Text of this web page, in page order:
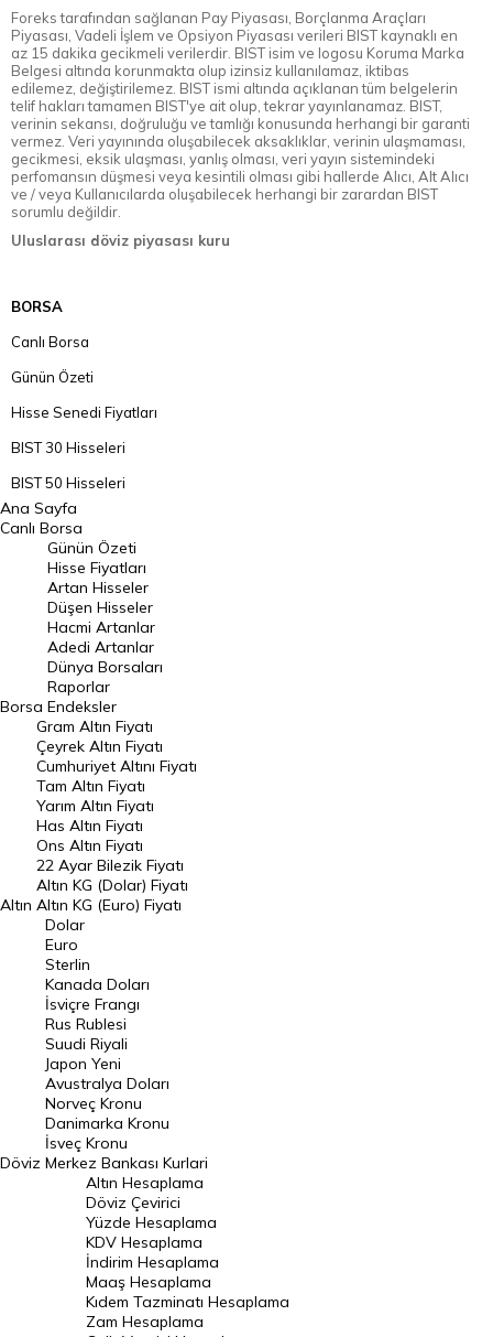
Foreks tarafından sağlanan Pay Piyasası, Borçlanma Araçları
Piyasası, Vadeli İşlem ve Opsiyon Piyasası verileri BIST kaynaklı en
az 15 dakika gecikmeli verilerdir. BIST isim ve logosu Koruma Marka
Belgesi altında korunmakta olup izinsiz kullanılamaz, iktibas
edilemez, değiştirilemez. BIST ismi altında açıklanan tüm belgelerin
telif hakları tamamen BIST'ye ait olup, tekrar yayınlanamaz. BIST,
verinin sekansı, doğruluğu ve tamlığı konusunda herhangi bir garanti
vermez. Veri yayınında oluşabilecek aksaklıklar, verinin ulaşmaması,
gecikmesi, eksik ulaşması, yanlış olması, veri yayın sistemindeki
perfomansın düşmesi veya kesintili olması gibi hallerde Alıcı, Alt Alıcı
ve / veya Kullanıcılarda oluşabilecek herhangi bir zarardan BIST
sorumlu değildir.
Uluslarası döviz piyasası kuru
BORSA
Canlı Borsa
Günün Özeti
Hisse Senedi Fiyatları
BIST 30 Hisseleri
BIST 50 Hisseleri
BIST 100 Hisseleri
En Çok Artan Hisseler
En Çok Düşen Hisseler
Hacmi Artanlar
Geçmiş Kapanışlar
Dünya Borsaları
Raporlar
Endeksler
DÖVİZ
Döviz Kuru
Dolar Kuru
Euro Kuru
Pound Kuru
Frank Kuru
Riyal Kuru
Avustralya Doları
Danimarka Kronu Kuru
Kanada Doları Kuru
Norveç Kronu Kuru
İsveç Kronu Kuru
Japon Yeni Kuru
Serbest Piyasa Döviz Kurları
Merkez Bankası Döviz Kurları
Ana Sayfa
Canlı Borsa
Borsa
Günün Özeti
Hisse Fiyatları
Artan Hisseler
Düşen Hisseler
Hacmi Artanlar
Adedi Artanlar
Dünya Borsaları
Raporlar
Endeksler
Altın
Gram Altın Fiyatı
Çeyrek Altın Fiyatı
Cumhuriyet Altını Fiyatı
Tam Altın Fiyatı
Yarım Altın Fiyatı
Has Altın Fiyatı
Ons Altın Fiyatı
22 Ayar Bilezik Fiyatı
Altın KG (Dolar) Fiyatı
Altın KG (Euro) Fiyatı
Döviz
Dolar
Euro
Sterlin
Kanada Doları
İsviçre Frangı
Rus Rublesi
Suudi Riyali
Japon Yeni
Avustralya Doları
Norveç Kronu
Danimarka Kronu
İsveç Kronu
Merkez Bankası Kurlari
Altın Hesaplama
Döviz Çevirici
Yüzde Hesaplama
KDV Hesaplama
İndirim Hesaplama
Maaş Hesaplama
Kıdem Tazminatı Hesaplama
Zam Hesaplama